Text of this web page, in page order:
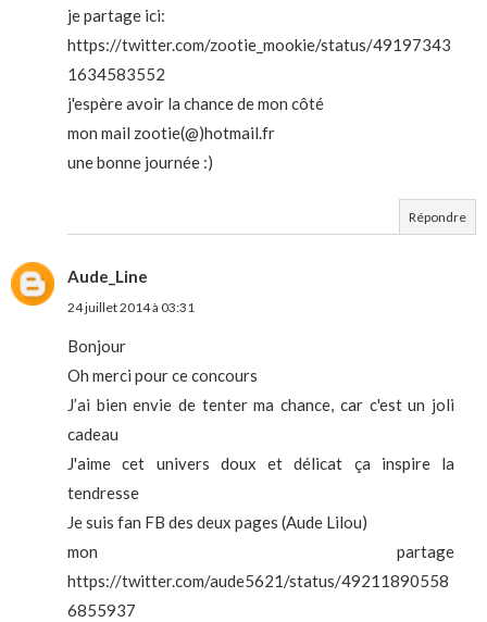
je partage ici:
https://twitter.com/zootie_mookie/status/49197343
1634583552
j'espère avoir la chance de mon côté
mon mail zootie(@)hotmail.fr
une bonne journée :)
Répondre
Aude_Line
24 juillet 2014 à 03:31
Bonjour
Oh merci pour ce concours
J’ai bien envie de tenter ma chance, car c'est un joli
cadeau
J'aime cet univers doux et délicat ça inspire la
tendresse
Je suis fan FB des deux pages (Aude Lilou)
mon partage
https://twitter.com/aude5621/status/49211890558
6855937